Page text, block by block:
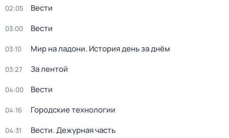
02:05 Вести
03:00 Вести
03:10 Мир на ладони. История день за днём
03:27 За лентой
04:00 Вести
04:16 Городские технологии
04:31 Вести. Дежурная часть